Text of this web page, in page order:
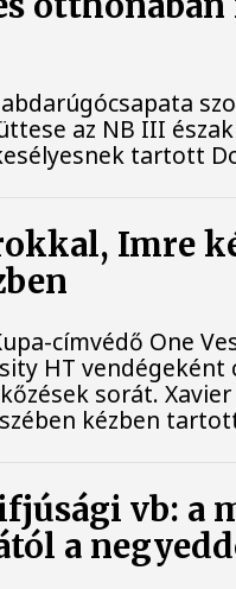
az NB III
tartott
Imre
címvédő One
HT
sorát.
kézben
vb: a
a